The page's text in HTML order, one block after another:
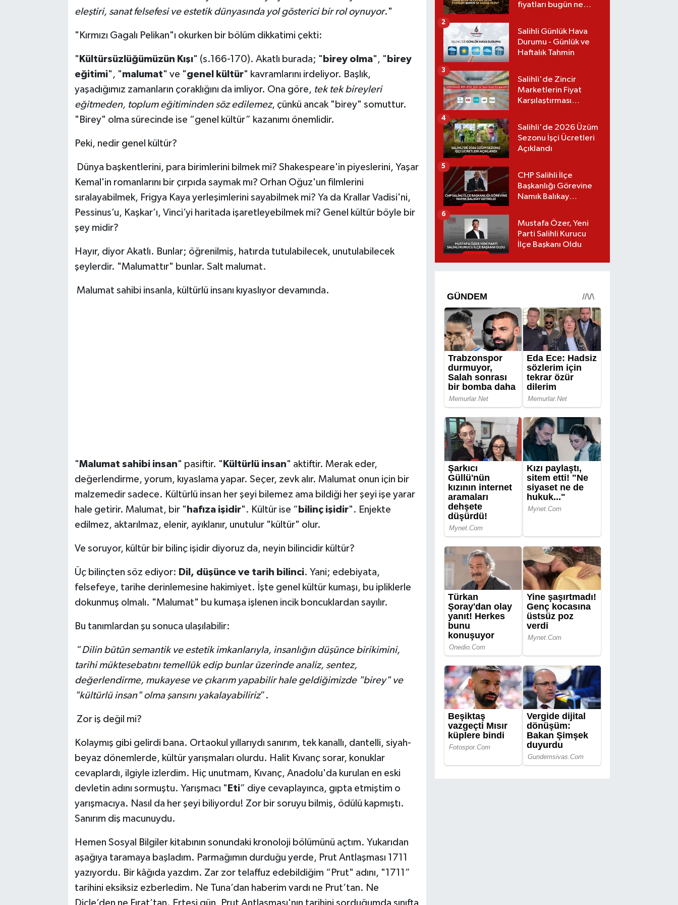
eleştiri, sanat felsefesi ve estetik dünyasında yol gösterici bir rol oynuyor."
"Kırmızı Gagalı Pelikan"ı okurken bir bölüm dikkatimi çekti:
" Kültürsüzlüğümüzün Kışı" (s.166-170). Akatlı burada; " birey olma", " birey
eğitimi", "malumat" ve "genel kültür" kavramlarını irdeliyor. Başlık,
yaşadığımız zamanların çoraklığını da imliyor. Ona göre, tek tek bireyleri
eğitmeden, toplum eğitiminden söz edilemez, çünkü ancak "birey" somuttur.
"Birey" olma sürecinde ise “genel kültür” kazanımı önemlidir.
Peki, nedir genel kültür?
Dünya başkentlerini, para birimlerini bilmek mi? Shakespeare'in piyeslerini, Yaşar
Kemal'in romanlarını bir çırpıda saymak mı? Orhan Oğuz'un filmlerini
sıralayabilmek, Frigya Kaya yerleşimlerini sayabilmek mi? Ya da Krallar Vadisi'ni,
Pessinus’u, Kaşkar’ı, Vinci’yi haritada işaretleyebilmek mi? Genel kültür böyle bir
şey midir?
Hayır, diyor Akatlı. Bunlar; öğrenilmiş, hatırda tutulabilecek, unutulabilecek
şeylerdir. "Malumattır" bunlar. Salt malumat.
Malumat sahibi insanla, kültürlü insanı kıyaslıyor devamında.
"Malumat sahibi insan" pasiftir. " Kültürlü insan" aktiftir. Merak eder,
değerlendirme, yorum, kıyaslama yapar. Seçer, zevk alır. Malumat onun için bir
malzemedir sadece. Kültürlü insan her şeyi bilemez ama bildiği her şeyi işe yarar
hale getirir. Malumat, bir " hafıza işidir". Kültür ise “ bilinç işidir". Enjekte
edilmez, aktarılmaz, elenir, ayıklanır, unutulur "kültür" olur.
Ve soruyor, kültür bir bilinç işidir diyoruz da, neyin bilincidir kültür?
Üç bilinçten söz ediyor: Dil, düşünce ve tarih bilinci. Yani; edebiyata,
felsefeye, tarihe derinlemesine hakimiyet. İşte genel kültür kumaşı, bu ipliklerle
dokunmuş olmalı. "Malumat" bu kumaşa işlenen incik boncuklardan sayılır.
Bu tanımlardan şu sonuca ulaşılabilir:
“Dilin bütün semantik ve estetik imkanlarıyla, insanlığın düşünce birikimini,
tarihi müktesebatını temellük edip bunlar üzerinde analiz, sentez,
değerlendirme, mukayese ve çıkarım yapabilir hale geldiğimizde "birey" ve
"kültürlü insan" olma şansını yakalayabiliriz”.
Zor iş değil mi?
Kolaymış gibi gelirdi bana. Ortaokul yıllarıydı sanırım, tek kanallı, dantelli, siyah-
beyaz dönemlerde, kültür yarışmaları olurdu. Halit Kıvanç sorar, konuklar
cevaplardı, ilgiyle izlerdim. Hiç unutmam, Kıvanç, Anadolu'da kurulan en eski
devletin adını sormuştu. Yarışmacı " Eti” diye cevaplayınca, gıpta etmiştim o
yarışmacıya. Nasıl da her şeyi biliyordu! Zor bir soruyu bilmiş, ödülü kapmıştı.
Sanırım diş macunuydu.
Hemen Sosyal Bilgiler kitabının sonundaki kronoloji bölümünü açtım. Yukarıdan
aşağıya taramaya başladım. Parmağımın durduğu yerde, Prut Antlaşması 1711
yazıyordu. Bir kâğıda yazdım. Zar zor telaffuz edebildiğim “Prut" adını, "1711”
tarihini eksiksiz ezberledim. Ne Tuna’dan haberim vardı ne Prut’tan. Ne
fiyatları bugün ne
(06.08.2026)
Salihli Günlük Hava
Durumu - Günlük ve
Haftalık Tahmin
2
Salihli'de Zincir
Marketlerin Fiyat
Karşılaştırması
3
Salihli'de 2026 Üzüm
Sezonu İşçi Ücretleri
Açıklandı
4
CHP Salihli İlçe
Başkanlığı Görevine
Namık Balıkay
5
Mustafa Özer, Yeni
Parti Salihli Kurucu
İlçe Başkanı Oldu
6